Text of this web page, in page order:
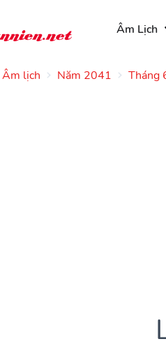
Âm Lịch
Âm lịch Năm 2041 Tháng